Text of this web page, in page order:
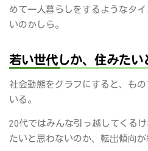
めて一人暮らしをするようなタ
いのかしら。
若い世代しか、住みたい
社会動態をグラフにすると、も
いる。
20代ではみんな引っ越してくる
たいと思わないのか、転出傾向が